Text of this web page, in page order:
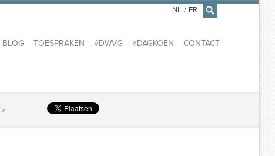
×
BLOG TOESPRAKEN #DWVG #DAGKOEN CONTACT
NL / FR